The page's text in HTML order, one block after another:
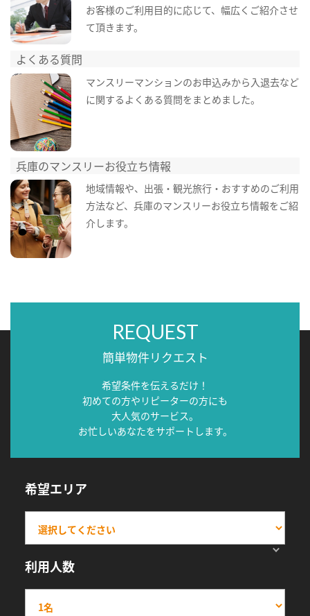
お客様のご利用目的に応じて、幅広くご紹介させ
て頂きます。
よくある質問
マンスリーマンションのお申込みから入退去など
に関するよくある質問をまとめました。
兵庫のマンスリーお役立ち情報
地域情報や、出張・観光旅行・おすすめのご利用
方法など、兵庫のマンスリーお役立ち情報をご紹
介します。
REQUEST
簡単物件リクエスト
希望条件を伝えるだけ！
初めての方やリピーターの方にも
大人気のサービス。
お忙しいあなたをサポートします。
希望エリア
利用人数